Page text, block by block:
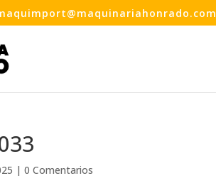
|0 Comentarios